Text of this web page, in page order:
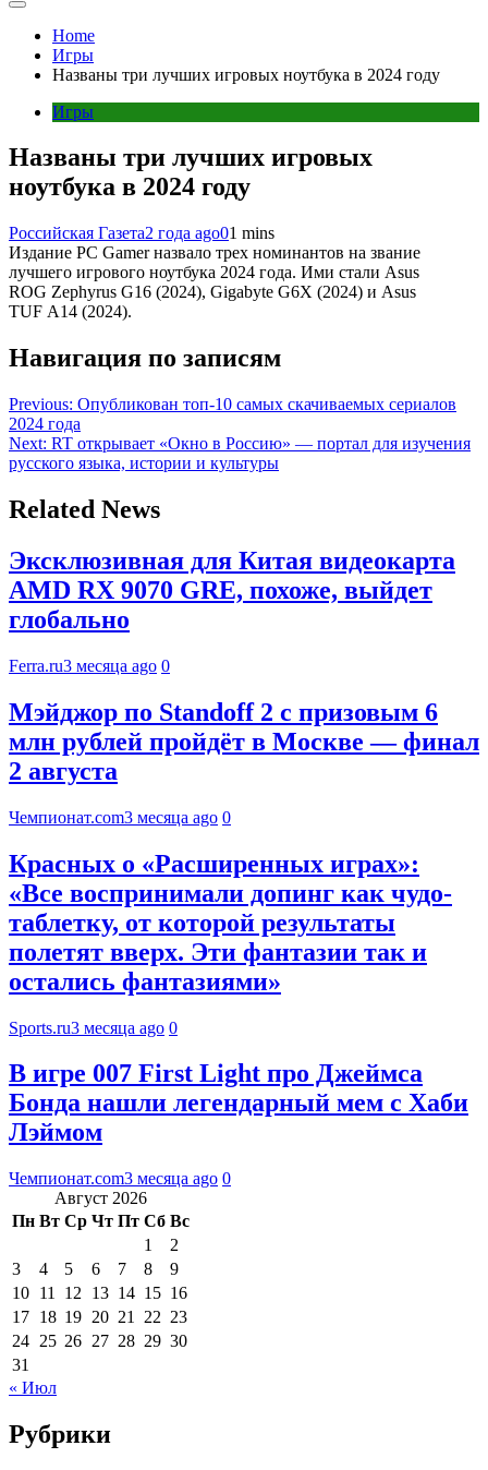
Home
Игры
Названы три лучших игровых ноутбука в 2024 году
Игры
Названы три лучших игровых
ноутбука в 2024 году
Российская Газета2 года ago01 mins
Издание PC Gamer назвало трех номинантов на звание
лучшего игрового ноутбука 2024 года. Ими стали Asus
ROG Zephyrus G16 (2024), Gigabyte G6X (2024) и Asus
TUF A14 (2024).
Навигация по записям
Previous: Опубликован топ-10 самых скачиваемых сериалов
2024 года
Next: RT открывает «Окно в Россию» — портал для изучения
русского языка, истории и культуры
Related News
Эксклюзивная для Китая видеокарта
AMD RX 9070 GRE, похоже, выйдет
глобально
Ferra.ru3 месяца ago 0
Мэйджор по Standoff 2 с призовым 6
млн рублей пройдёт в Москве — финал
2 августа
Чемпионат.com3 месяца ago 0
Красных о «Расширенных играх»:
«Все воспринимали допинг как чудо-
таблетку, от которой результаты
полетят вверх. Эти фантазии так и
остались фантазиями»
Sports.ru3 месяца ago 0
В игре 007 First Light про Джеймса
Бонда нашли легендарный мем с Хаби
Лэймом
Чемпионат.com3 месяца ago 0
Август 2026
Пн Вт Ср Чт Пт Сб Вс
1
2
3
4 5 6 7 8
9
10 11 12 13 14 15 16
17 18 19 20 21 22 23
24 25 26 27 28 29 30
31
« Июл
Рубрики